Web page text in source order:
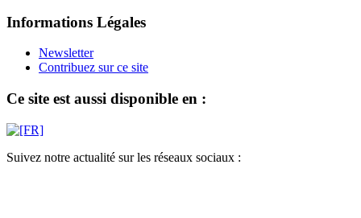
Informations Légales
Newsletter
Contribuez sur ce site
Ce site est aussi disponible en :
Suivez notre actualité sur les réseaux sociaux :